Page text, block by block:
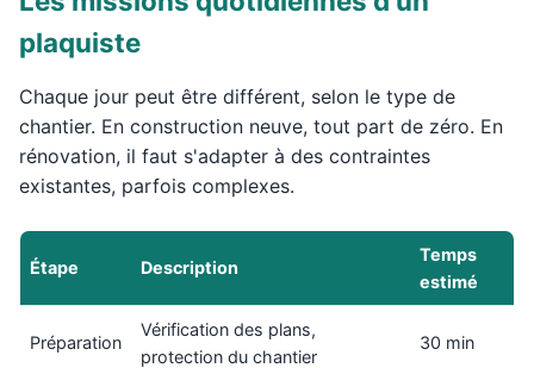
plaquiste
Chaque jour peut être différent, selon le type de
chantier. En construction neuve, tout part de zéro. En
rénovation, il faut s'adapter à des contraintes
existantes, parfois complexes.
Étape Description
Temps
estimé
Préparation
Vérification des plans,
protection du chantier
30 min